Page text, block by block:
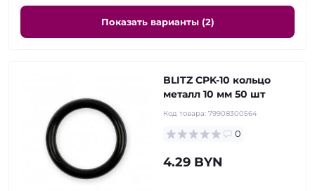
Показать варианты (2)
BLITZ CPK-10 кольцо
металл 10 мм 50 шт
Код товара: 79908300564
0
4.29 BYN